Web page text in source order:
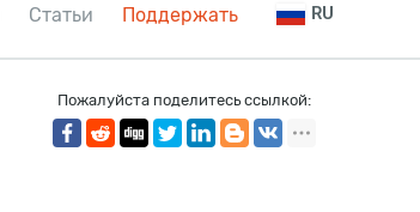
Статьи Поддержать RU
Пожалуйста поделитесь ссылкой: